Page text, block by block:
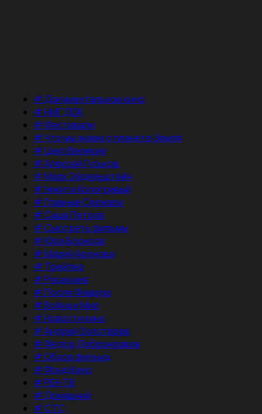
#Документальное кино
#НМГ ДОК
#Фестивали
#Что мы знаем о планете Земля
#Цикл Великие
#Алексей Гуськов
#Марк Эйдельштейн
#Никита Кологривый
#Главные Сериалы
#Саша Петров
#Смотреть фильмы
#Юра Борисов
#Мария Аронова
# Трейлер
#Рецензия
#После Фишера
#Война и Мир
#Новости кино
#Андрей Золотарев
#Федор Добронравов
#Обзор фильма
#Фонд Кино
#РЕН ТВ
#Домашний
#СТС